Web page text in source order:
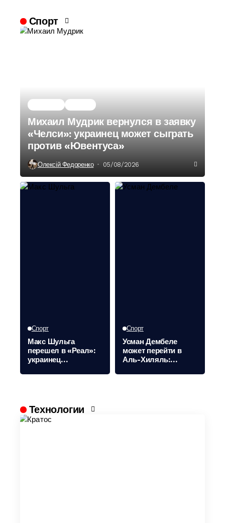
Спорт
Михаил Мудрик вернулся в заявку
«Челси»: украинец может сыграть
против «Ювентуса»
Олексій Федоренко 05/08/2026
Спорт
Макс Шульга
перешел в «Реал»:
украинец
Спорт
Усман Дембеле
может перейти в
Аль-Хиляль:
Технологии